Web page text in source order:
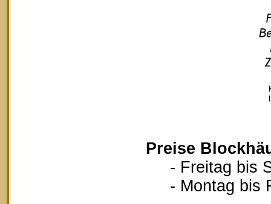
Preise
- Freitag bis
- Montag bis